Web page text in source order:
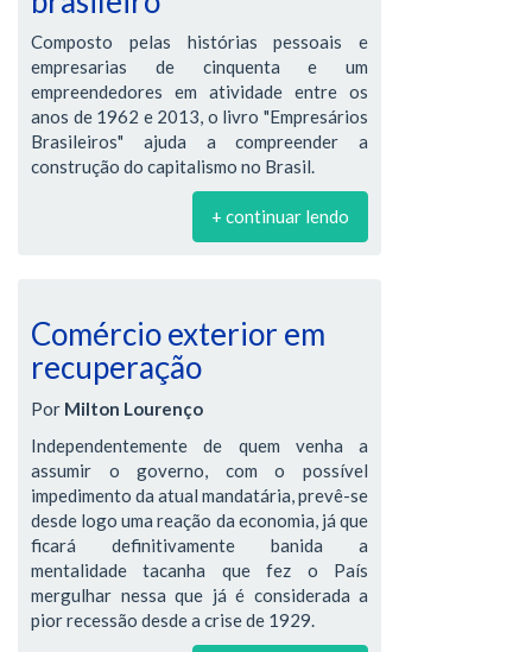
Composto pelas histórias pessoais e
empresarias de cinquenta e um
empreendedores em atividade entre os
anos de 1962 e 2013, o livro "Empresários
Brasileiros" ajuda a compreender a
construção do capitalismo no Brasil.
+ continuar lendo
Comércio exterior em
recuperação
Por Milton Lourenço
Independentemente de quem venha a
assumir o governo, com o possível
impedimento da atual mandatária, prevê-se
desde logo uma reação da economia, já que
ficará definitivamente banida a
mentalidade tacanha que fez o País
mergulhar nessa que já é considerada a
pior recessão desde a crise de 1929.